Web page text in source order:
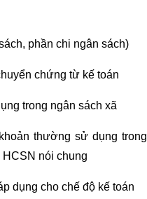
phần chi ngân sách)
chứng từ kế toán
trong ngân sách xã
thường sử dụng trong
HCSN nói chung
dụng cho chế độ kế toán